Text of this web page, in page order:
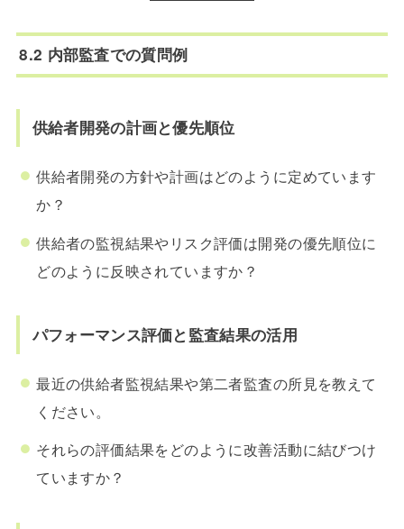
8.2 内部監査での質問例
供給者開発の計画と優先順位
供給者開発の方針や計画はどのように定めています
か？
供給者の監視結果やリスク評価は開発の優先順位に
どのように反映されていますか？
パフォーマンス評価と監査結果の活用
最近の供給者監視結果や第二者監査の所見を教えて
ください。
それらの評価結果をどのように改善活動に結びつけ
ていますか？